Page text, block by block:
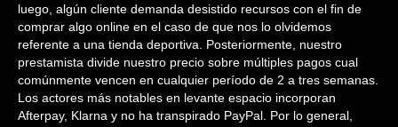
luego, algún cliente demanda desistido recursos con el fin de
comprar algo online en el caso de que nos lo olvidemos
referente a una tienda deportiva. Posteriormente, nuestro
prestamista divide nuestro precio sobre múltiples pagos cual
comúnmente vencen en cualquier período de 2 a tres semanas.
Los actores más notables en levante espacio incorporan
Afterpay, Klarna y no ha transpirado PayPal. Por lo general,